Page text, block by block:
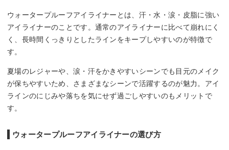
ウォータープルーフアイライナーとは、汗・水・涙・皮脂に強い
アイライナーのことです。通常のアイライナーに比べて崩れにく
く、長時間くっきりとしたラインをキープしやすいのが特徴で
す。
夏場のレジャーや、涙・汗をかきやすいシーンでも目元のメイク
が保ちやすいため、さまざまなシーンで活躍するのが魅力。アイ
ラインのにじみや落ちを気にせず過ごしやすいのもメリットで
す。
ウォータープルーフアイライナーの選び方